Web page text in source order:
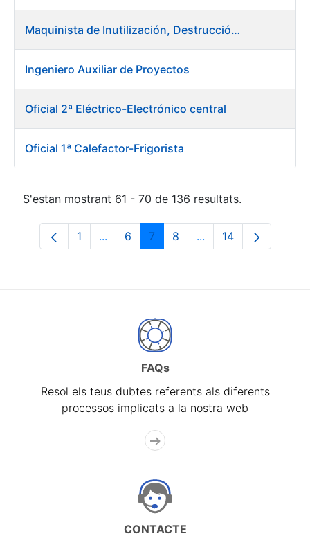
Maquinista de Inutilización, Destrucción y Empacado de Papel
Ingeniero Auxiliar de Proyectos
Oficial 2ª Eléctrico-Electrónico central
Oficial 1ª Calefactor-Frigorista
S'estan mostrant 61 - 70 de 136 resultats.
Pàgina
1 ...Pàgines intermèdies Utilitzeu TAB per
Pàgina
6 Pàgina
7 Pàgina
8 ...PàginesPàgina
14
FAQs
Resol els teus dubtes referents als diferents
processos implicats a la nostra web
CONTACTE